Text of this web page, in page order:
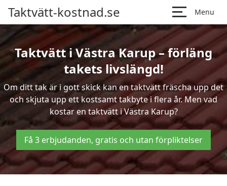
Taktvätt-kostnad.se Menu
Taktvätt i Västra Karup – förläng
takets livslängd!
Om ditt tak är i gott skick kan en taktvätt fräscha upp det
och skjuta upp ett kostsamt takbyte i flera år. Men vad
kostar en taktvätt i Västra Karup?
Få 3 erbjudanden, gratis och utan förpliktelser